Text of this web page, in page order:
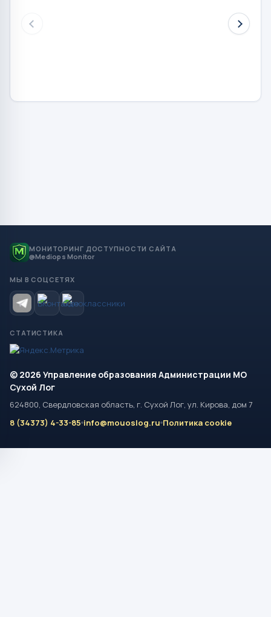
МОНИТОРИНГ ДОСТУПНОСТИ САЙТА
@Mediops Monitor
МЫ В СОЦСЕТЯХ
СТАТИСТИКА
© 2026 Управление образования Администрации МО
Сухой Лог
624800, Свердловская область, г. Сухой Лог, ул. Кирова, дом 7
8 (34373) 4-33-85 info@mouoslog.ru Политика cookie